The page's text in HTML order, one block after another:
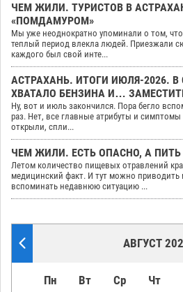
ЧЕМ ЖИЛИ. ТУРИСТОВ В
«ПОМДАМУРОМ»
Мы уже неоднократно упоминали о том,
теплый период влекла людей. Приезжали
каждого был свой инте...
АСТРАХАНЬ. ИТОГИ ИЮЛЯ-2026. В
ХВАТАЛО БЕНЗИНА И…
Ну, вот и июль закончился. Пора бегло
раз. Нет, все главные атрибуты и
открыли, спли...
ЧЕМ ЖИЛИ. ЕСТЬ ОПАСНО, А ПИТЬ
Летом количество пищевых отравлений
медицинский факт. И тут можно приводить
вспоминать недавнюю ситуацию ...
АВГУСТ
Пн Вт Ср Чт